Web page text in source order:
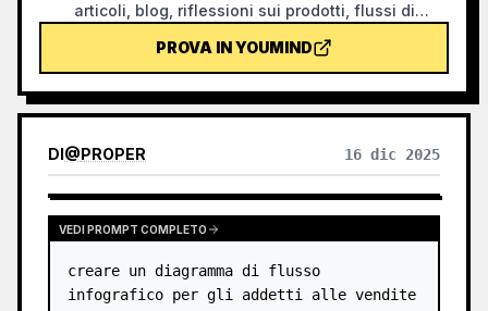
articoli, blog, riflessioni sui prodotti, flussi di
盒 è sempre chiusa e svolge in prima persona le
azioni principali: raccogliere, selezionare,
organizzare, correggere o passare le consegne.
PROVA IN YOUMIND
DI@PROPER 16 dic 2025
VEDI PROMPT COMPLETO
creare un diagramma di flusso
infografico per gli addetti alle vendite